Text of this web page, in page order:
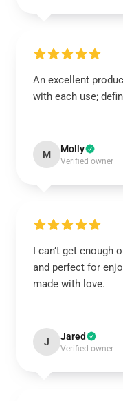
An excellent
with each use;
M Molly
Verified owner
I can’t get enough
and perfect for
made with love.
J Jared
Verified owner